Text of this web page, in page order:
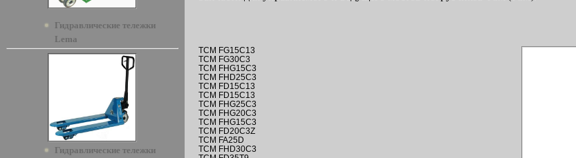
Гидравлические тележки
Lema
Гидравлические тележки
TCM FG15C13
TCM FG30C3
TCM FHG15C3
TCM FHD25C3
TCM FD15C13
TCM FD15C13
TCM FHG25C3
TCM FHG20C3
TCM FHG15C3
TCM FD20C3Z
TCM FA25D
TCM FHD30C3